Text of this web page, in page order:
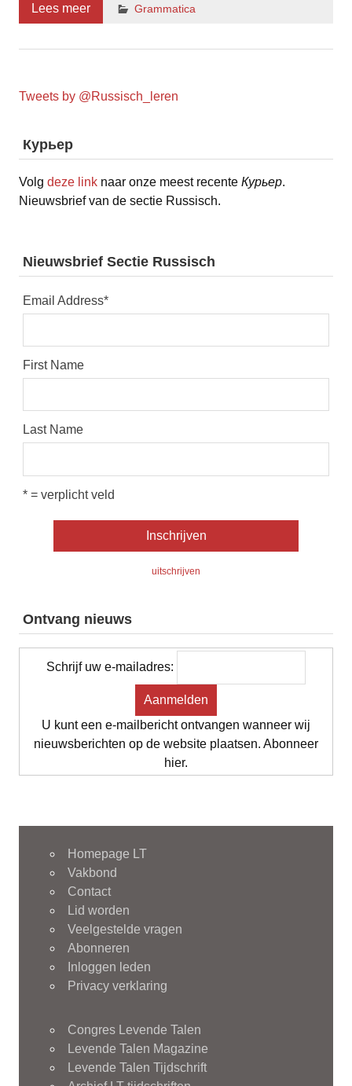
Lees meer Grammatica
Tweets by @Russisch_leren
Курьер
Volg deze link naar onze meest recente Курьер.
Nieuwsbrief van de sectie Russisch.
Nieuwsbrief Sectie Russisch
Email Address*
First Name
Last Name
* = verplicht veld
uitschrijven
Ontvang nieuws
Schrijf uw e-mailadres:
U kunt een e-mailbericht ontvangen wanneer wij
nieuwsberichten op de website plaatsen. Abonneer
hier.
Homepage LT
Vakbond
Contact
Lid worden
Veelgestelde vragen
Abonneren
Inloggen leden
Privacy verklaring
Congres Levende Talen
Levende Talen Magazine
Levende Talen Tijdschrift